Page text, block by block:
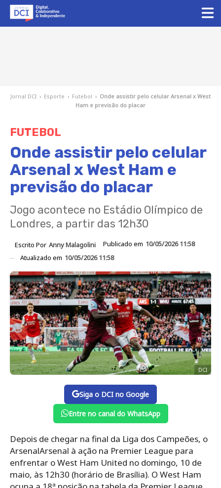
Jornal DCI › Esporte › Futebol › Onde assistir pelo celular Arsenal x West
Ham e previsão do placar
FUTEBOL
Onde assistir pelo celular
Arsenal x West Ham e
previsão do placar
Jogo acontece no Estádio Olímpico de
Londres, a partir das 12h30
Escrito Por Anny Malagolini Publicado em 10/05/2026 11:58
Atualizado em 10/05/2026 11:58
DCI
Siga o DCI no Google
Entre no canal do WhatsApp
Depois de chegar na final da Liga dos Campeões, o
ArsenalArsenal à ação na Premier League para
enfrentar o West Ham United no domingo, 10 de
maio, às 12h30 (horário de Brasília). O West Ham